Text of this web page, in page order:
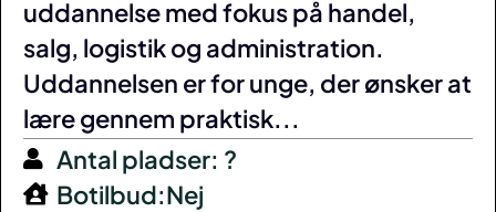
uddannelse med fokus på handel,
salg, logistik og administration.
Uddannelsen er for unge, der ønsker at
lære gennem praktisk...
Antal pladser: ?
Botilbud:Nej